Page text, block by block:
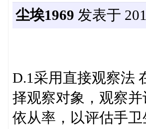
尘埃1969 发表于
D.1采用直接观察法
择观察对象，观察
依从率，以评估手